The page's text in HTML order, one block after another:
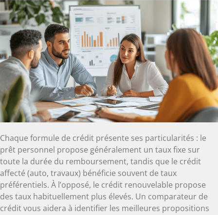
Chaque formule de crédit présente ses particularités : le
prêt personnel propose généralement un taux fixe sur
toute la durée du remboursement, tandis que le crédit
affecté (auto, travaux) bénéficie souvent de taux
préférentiels. À l’opposé, le crédit renouvelable propose
des taux habituellement plus élevés. Un comparateur de
crédit vous aidera à identifier les meilleures propositions